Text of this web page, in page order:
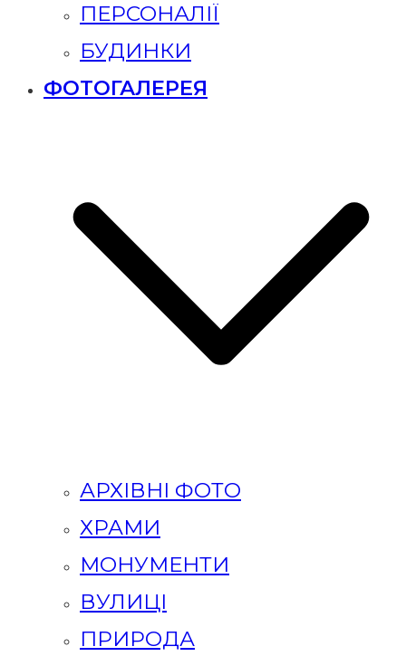
ПЕРСОНАЛІЇ
БУДИНКИ
ФОТОГАЛЕРЕЯ
АРХІВНІ ФОТО
ХРАМИ
МОНУМЕНТИ
ВУЛИЦІ
ПРИРОДА